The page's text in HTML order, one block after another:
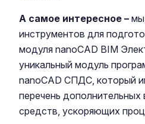
А самое интересное –
инструментов для
модуля nanoCAD BIM
уникальный модуль
nanoCAD СПДС, который
перечень дополнительных
средств, ускоряющих